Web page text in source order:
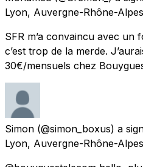
Lyon, Auvergne-Rhône-Alpes
SFR m’a convaincu avec un
c’est trop de la merde.
30€/mensuels chez
Simon (@simon_boxus) a
Lyon, Auvergne-Rhône-Alpes